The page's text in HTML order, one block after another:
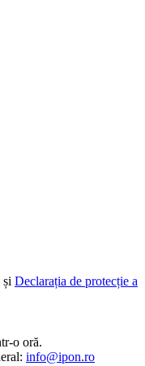
și Declarația de protecție a
o oră.
info@ipon.ro